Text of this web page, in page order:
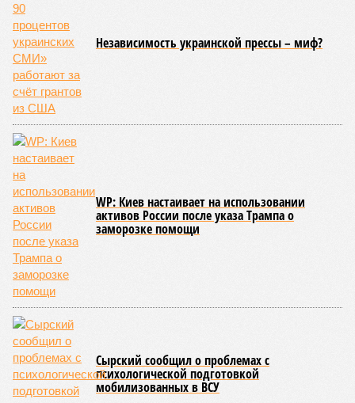
Независимость украинской прессы – миф?
WP: Киев настаивает на использовании
активов России после указа Трампа о
заморозке помощи
Сырский сообщил о проблемах с
психологической подготовкой
мобилизованных в ВСУ